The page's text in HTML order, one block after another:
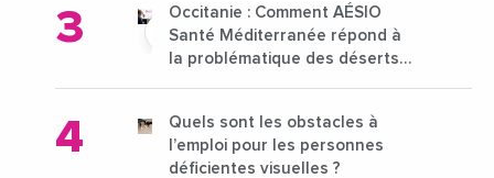
Occitanie : Comment AÉSIO
Santé Méditerranée répond à
la problématique des déserts
Quels sont les obstacles à
l’emploi pour les personnes
déficientes visuelles ?